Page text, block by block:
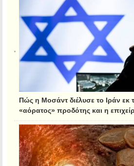
Πώς η Μοσάντ διέλυσε το Ιράν
«αόρατος» προδότης και η